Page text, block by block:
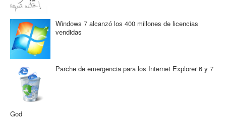
Windows 7 alcanzó los 400 millones de licencias
vendidas
Parche de emergencia para los Internet Explorer 6 y 7
God